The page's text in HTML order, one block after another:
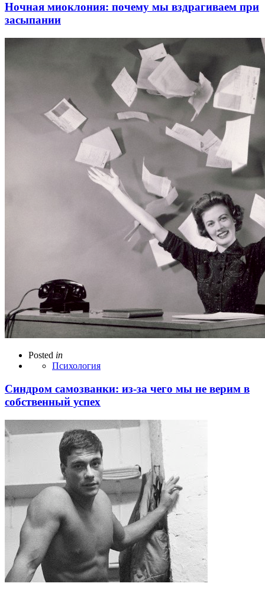
Ночная миоклония: почему мы вздрагиваем при
засыпании
Posted in
Психология
Синдром самозванки: из-за чего мы не верим в
собственный успех